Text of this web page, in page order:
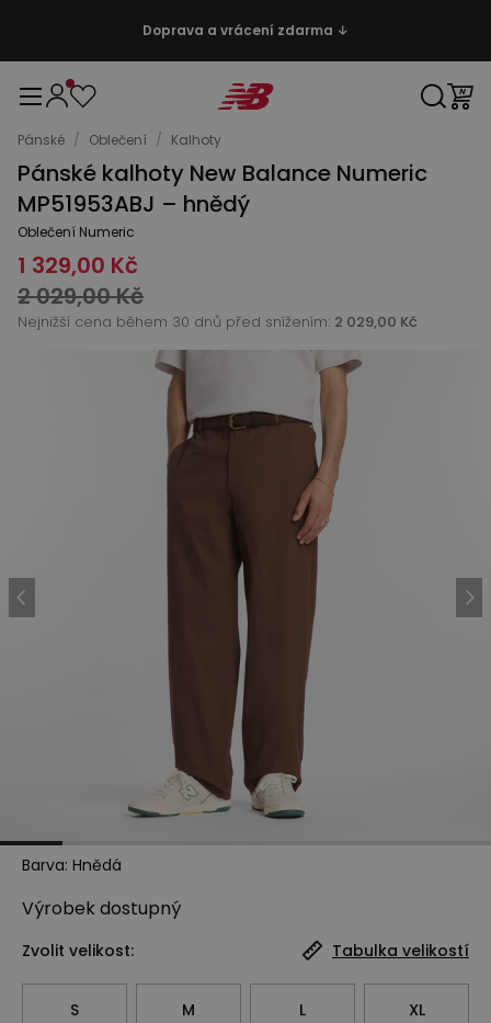
Doprava a vrácení zdarma ↓
Pánské / Oblečení / Kalhoty
Pánské kalhoty New Balance Numeric
MP51953ABJ – hnědý
Oblečení Numeric
1 329,00 Kč
2 029,00 Kč
Nejnižší cena během 30 dnů před snížením: 2 029,00 Kč
Barva: Hnědá
Výrobek dostupný
Zvolit velikost: Tabulka velikostí
S M L XL